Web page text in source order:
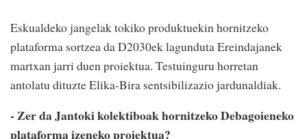
Eskualdeko jangelak tokiko produktuekin hornitzeko
plataforma sortzea da D2030ek lagunduta Ereindajanek
martxan jarri duen proiektua. Testuinguru horretan
antolatu dituzte Elika-Bira sentsibilizazio jardunaldiak.
- Zer da Jantoki kolektiboak hornitzeko Debagoieneko
plataforma izeneko proiektua?